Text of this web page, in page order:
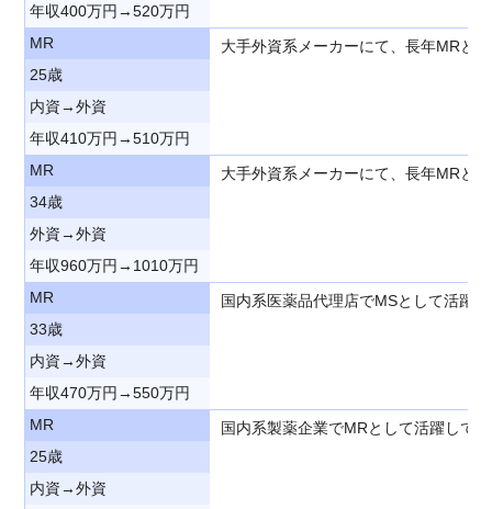
年収400万円→520万円
MR
大手外資系メーカーにて、長年MRと
25歳
内資→外資
年収410万円→510万円
MR
大手外資系メーカーにて、長年MRと
34歳
外資→外資
年収960万円→1010万円
MR
国内系医薬品代理店でMSとして活躍
33歳
内資→外資
年収470万円→550万円
MR
国内系製薬企業でMRとして活躍して
25歳
内資→外資